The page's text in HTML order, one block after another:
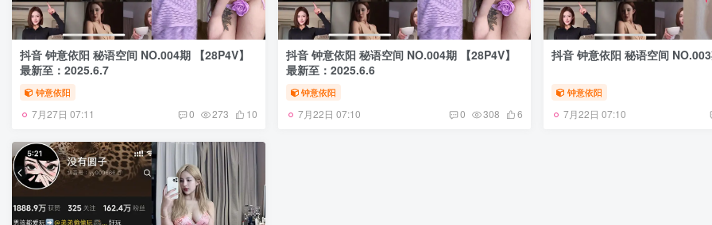
抖音 钟意依阳 秘语空间 NO.004期 【28P4V】
最新至：2025.6.7
钟意依阳
7月27日 07:11 0 273 10
抖音 钟意依阳 秘语空间 NO.004期 【28P4V】
最新至：2025.6.6
钟意依阳
7月22日 07:10 0 308 6
抖音 钟意依阳 秘语空间
钟意依阳
7月22日 07:10